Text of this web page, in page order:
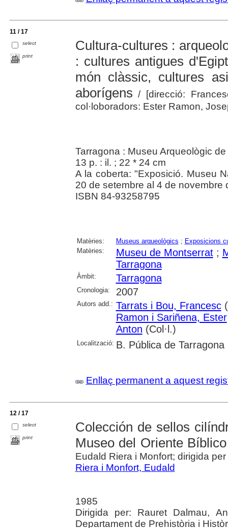
11 / 17
select
print
Cultura-cultures :
: cultures antigues
món clàssic, cultures
aborígens / [direcció:
col·loboradors: Ester Ramon,
Tarragona : Museu Arqueològic
13 p. : il. ; 22 * 24 cm
A la coberta: "Exposició. Museu
20 de setembre al 4 de novembre
ISBN 84-93258795
Matèries: Museus arqueològics ; Exposicions
Matèries:
Museu de Montserrat;
Tarragona
Àmbit: Tarragona
Cronologia: 2007
Autors add.: Tarrats i Bou, Francesc
Ramon i Sariñena, Ester
Anton (Col·l.)
Localització: B. Pública de Tarragona
Enllaç permanent a aquest
12 / 17
select
print
Colección de sellos
Museo del Oriente
Eudald Riera i Monfort; dirigida
Riera i Monfort, Eudald
1985
Dirigida per: Rauret Dalmau,
Departament de Prehistòria i